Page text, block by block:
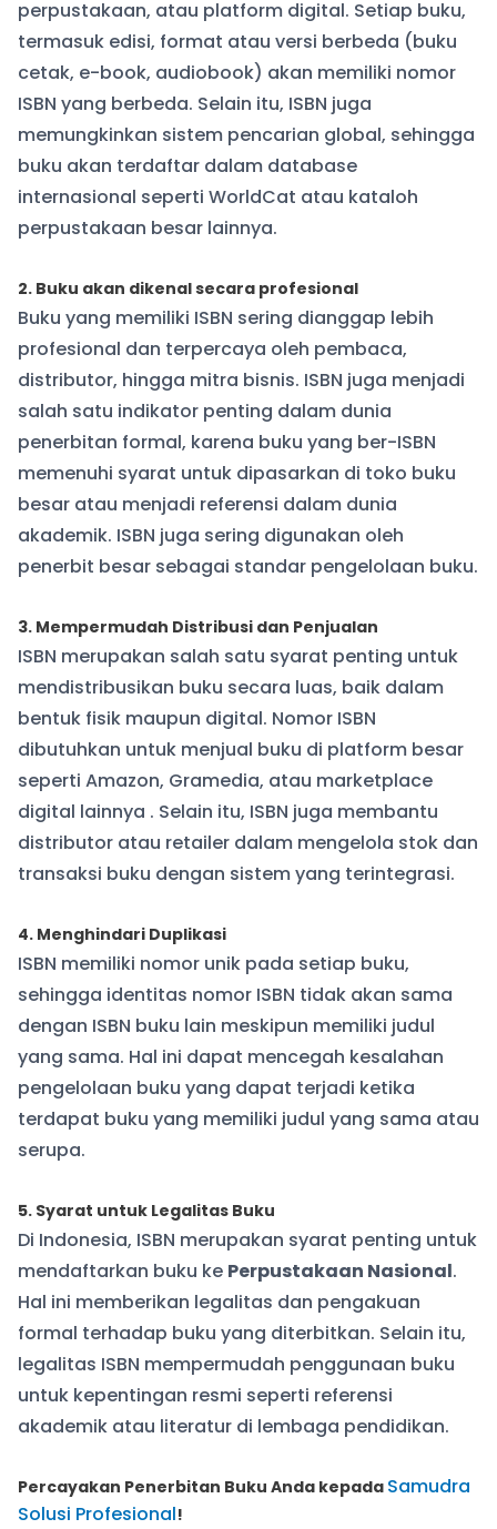
perpustakaan, atau platform digital. Setiap buku,
termasuk edisi, format atau versi berbeda (buku
cetak, e-book, audiobook) akan memiliki nomor
ISBN yang berbeda. Selain itu, ISBN juga
memungkinkan sistem pencarian global, sehingga
buku akan terdaftar dalam database
internasional seperti WorldCat atau kataloh
perpustakaan besar lainnya.
2. Buku akan dikenal secara profesional
Buku yang memiliki ISBN sering dianggap lebih
profesional dan terpercaya oleh pembaca,
distributor, hingga mitra bisnis. ISBN juga menjadi
salah satu indikator penting dalam dunia
penerbitan formal, karena buku yang ber-ISBN
memenuhi syarat untuk dipasarkan di toko buku
besar atau menjadi referensi dalam dunia
akademik. ISBN juga sering digunakan oleh
penerbit besar sebagai standar pengelolaan buku.
3. Mempermudah Distribusi dan Penjualan
ISBN merupakan salah satu syarat penting untuk
mendistribusikan buku secara luas, baik dalam
bentuk fisik maupun digital. Nomor ISBN
dibutuhkan untuk menjual buku di platform besar
seperti Amazon, Gramedia, atau marketplace
digital lainnya . Selain itu, ISBN juga membantu
distributor atau retailer dalam mengelola stok dan
transaksi buku dengan sistem yang terintegrasi.
4. Menghindari Duplikasi
ISBN memiliki nomor unik pada setiap buku,
sehingga identitas nomor ISBN tidak akan sama
dengan ISBN buku lain meskipun memiliki judul
yang sama. Hal ini dapat mencegah kesalahan
pengelolaan buku yang dapat terjadi ketika
terdapat buku yang memiliki judul yang sama atau
serupa.
5. Syarat untuk Legalitas Buku
Di Indonesia, ISBN merupakan syarat penting untuk
mendaftarkan buku ke Perpustakaan Nasional.
Hal ini memberikan legalitas dan pengakuan
formal terhadap buku yang diterbitkan. Selain itu,
legalitas ISBN mempermudah penggunaan buku
untuk kepentingan resmi seperti referensi
akademik atau literatur di lembaga pendidikan.
Percayakan Penerbitan Buku Anda kepada Samudra
Solusi Profesional!